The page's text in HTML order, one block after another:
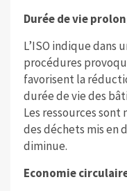
Durée de vie
L’ISO indique dans
procédures
favorisent la
durée de vie des
Les ressources
des déchets mis en
diminue.
Economie